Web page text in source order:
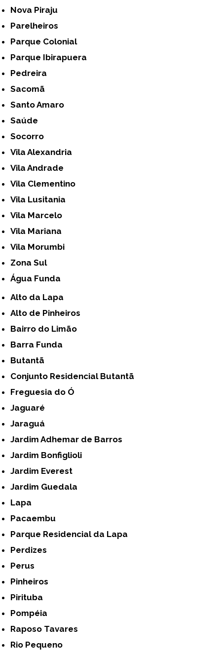
Nova Piraju
Parelheiros
Parque Colonial
Parque Ibirapuera
Pedreira
Sacomã
Santo Amaro
Saúde
Socorro
Vila Alexandria
Vila Andrade
Vila Clementino
Vila Lusitania
Vila Marcelo
Vila Mariana
Vila Morumbi
Zona Sul
Água Funda
Alto da Lapa
Alto de Pinheiros
Bairro do Limão
Barra Funda
Butantã
Conjunto Residencial Butantã
Freguesia do Ó
Jaguaré
Jaraguá
Jardim Adhemar de Barros
Jardim Bonfiglioli
Jardim Everest
Jardim Guedala
Lapa
Pacaembu
Parque Residencial da Lapa
Perdizes
Perus
Pinheiros
Pirituba
Pompéia
Raposo Tavares
Rio Pequeno